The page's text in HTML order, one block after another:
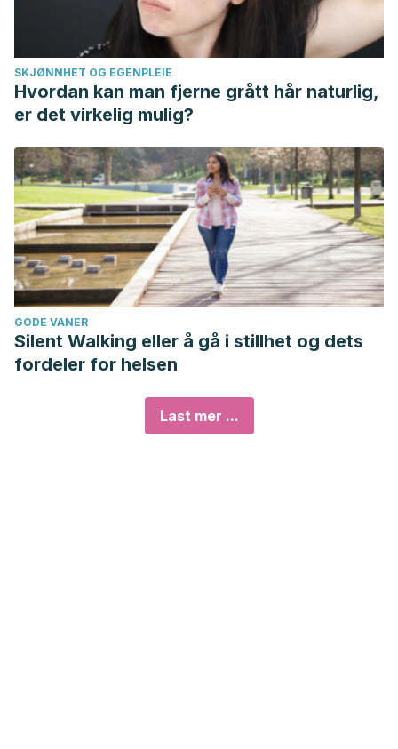
SKJØNNHET OG EGENPLEIE
Hvordan kan man fjerne grått hår naturlig,
er det virkelig mulig?
GODE VANER
Silent Walking eller å gå i stillhet og dets
fordeler for helsen
Last mer ...